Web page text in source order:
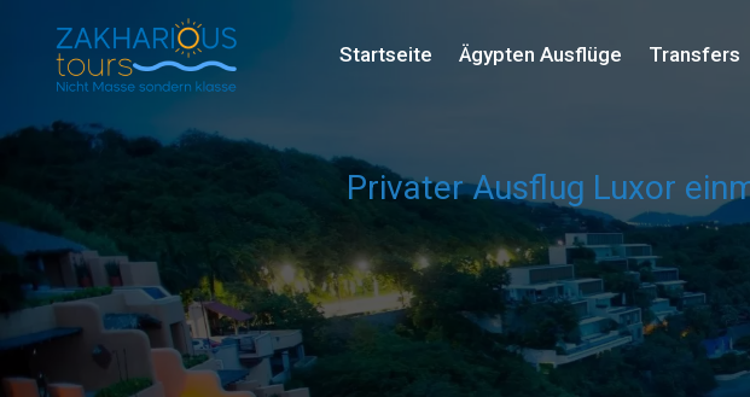
Startseite Ägypten Ausflüge Transfers
Privater Ausflug Luxor